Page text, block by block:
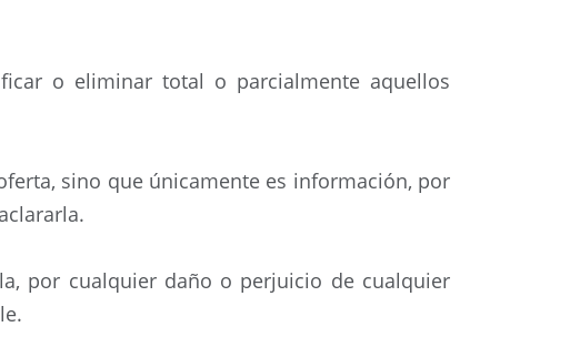
o eliminar total o parcialmente aquellos
sino que únicamente es información, por
por cualquier daño o perjuicio de cualquier